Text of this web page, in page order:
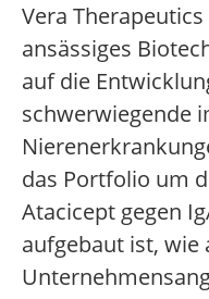
Vera
ansässiges
auf die
schwerwiegende
das Portfolio um
Atacicept gegen
aufgebaut ist, wie